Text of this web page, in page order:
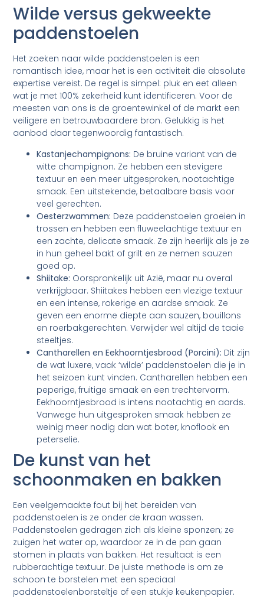
Wilde versus gekweekte
paddenstoelen
Het zoeken naar wilde paddenstoelen is een
romantisch idee, maar het is een activiteit die absolute
expertise vereist. De regel is simpel: pluk en eet alleen
wat je met 100% zekerheid kunt identificeren. Voor de
meesten van ons is de groentewinkel of de markt een
veiligere en betrouwbaardere bron. Gelukkig is het
aanbod daar tegenwoordig fantastisch.
Kastanjechampignons: De bruine variant van de
witte champignon. Ze hebben een stevigere
textuur en een meer uitgesproken, nootachtige
smaak. Een uitstekende, betaalbare basis voor
veel gerechten.
Oesterzwammen: Deze paddenstoelen groeien in
trossen en hebben een fluweelachtige textuur en
een zachte, delicate smaak. Ze zijn heerlijk als je ze
in hun geheel bakt of grilt en ze nemen sauzen
goed op.
Shiitake: Oorspronkelijk uit Azië, maar nu overal
verkrijgbaar. Shiitakes hebben een vlezige textuur
en een intense, rokerige en aardse smaak. Ze
geven een enorme diepte aan sauzen, bouillons
en roerbakgerechten. Verwijder wel altijd de taaie
steeltjes.
Cantharellen en Eekhoorntjesbrood (Porcini): Dit zijn
de wat luxere, vaak ‘wilde’ paddenstoelen die je in
het seizoen kunt vinden. Cantharellen hebben een
peperige, fruitige smaak en een trechtervorm.
Eekhoorntjesbrood is intens nootachtig en aards.
Vanwege hun uitgesproken smaak hebben ze
weinig meer nodig dan wat boter, knoflook en
peterselie.
De kunst van het
schoonmaken en bakken
Een veelgemaakte fout bij het bereiden van
paddenstoelen is ze onder de kraan wassen.
Paddenstoelen gedragen zich als kleine sponzen; ze
zuigen het water op, waardoor ze in de pan gaan
stomen in plaats van bakken. Het resultaat is een
rubberachtige textuur. De juiste methode is om ze
schoon te borstelen met een speciaal
paddenstoelenborsteltje of een stukje keukenpapier.